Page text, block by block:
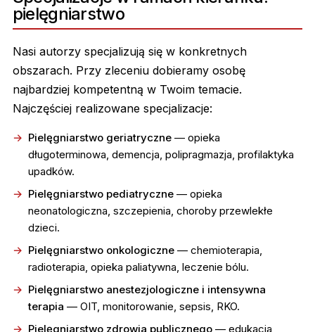
pielęgniarstwo
Nasi autorzy specjalizują się w konkretnych
obszarach. Przy zleceniu dobieramy osobę
najbardziej kompetentną w Twoim temacie.
Najczęściej realizowane specjalizacje:
Pielęgniarstwo geriatryczne— opieka
długoterminowa, demencja, polipragmazja, profilaktyka
upadków.
Pielęgniarstwo pediatryczne— opieka
neonatologiczna, szczepienia, choroby przewlekłe
dzieci.
Pielęgniarstwo onkologiczne— chemioterapia,
radioterapia, opieka paliatywna, leczenie bólu.
Pielęgniarstwo anestezjologiczne i intensywna
terapia — OIT, monitorowanie, sepsis, RKO.
Pielęgniarstwo zdrowia publicznego— edukacja